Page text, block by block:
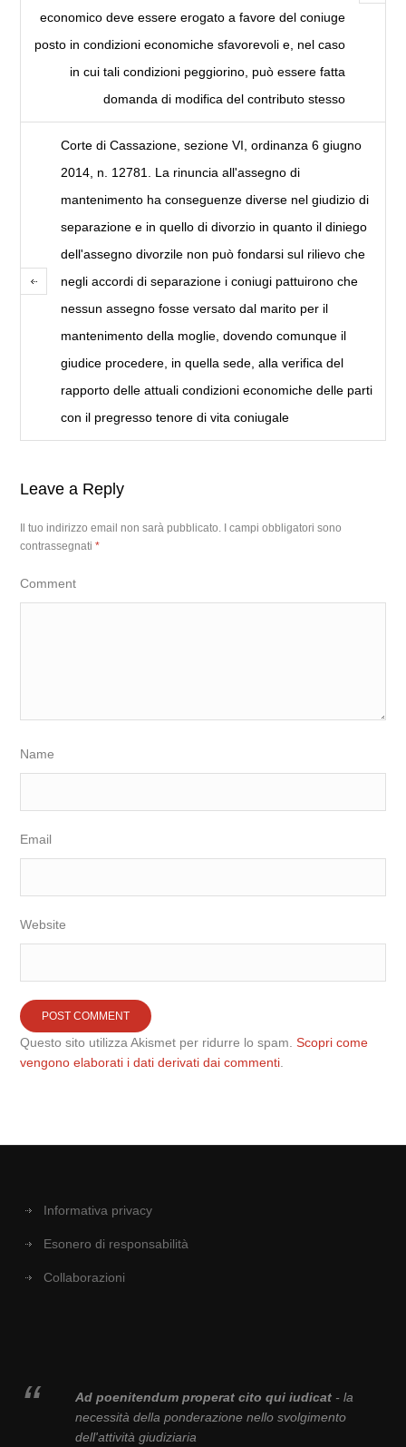
economico deve essere erogato a favore del coniuge
posto in condizioni economiche sfavorevoli e, nel caso
in cui tali condizioni peggiorino, può essere fatta
domanda di modifica del contributo stesso
Corte di Cassazione, sezione VI, ordinanza 6 giugno
2014, n. 12781. La rinuncia all'assegno di
mantenimento ha conseguenze diverse nel giudizio di
separazione e in quello di divorzio in quanto il diniego
dell'assegno divorzile non può fondarsi sul rilievo che
negli accordi di separazione i coniugi pattuirono che
nessun assegno fosse versato dal marito per il
mantenimento della moglie, dovendo comunque il
giudice procedere, in quella sede, alla verifica del
rapporto delle attuali condizioni economiche delle parti
con il pregresso tenore di vita coniugale
Leave a Reply
Il tuo indirizzo email non sarà pubblicato.
I campi obbligatori sono
contrassegnati*
Comment
Name
Email
Website
Questo sito utilizza Akismet per ridurre lo spam.Scopri come
vengono elaborati i dati derivati dai commenti
Informativa privacy
Esonero di responsabilità
Collaborazioni
Ad poenitendum properat cito qui iudicat- la
necessità della ponderazione nello svolgimento
dell'attività giudiziaria